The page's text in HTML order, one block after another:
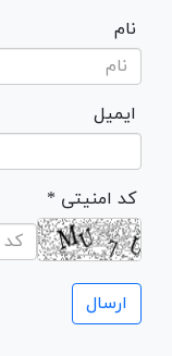
نام
ایمیل
* کد امنیتی